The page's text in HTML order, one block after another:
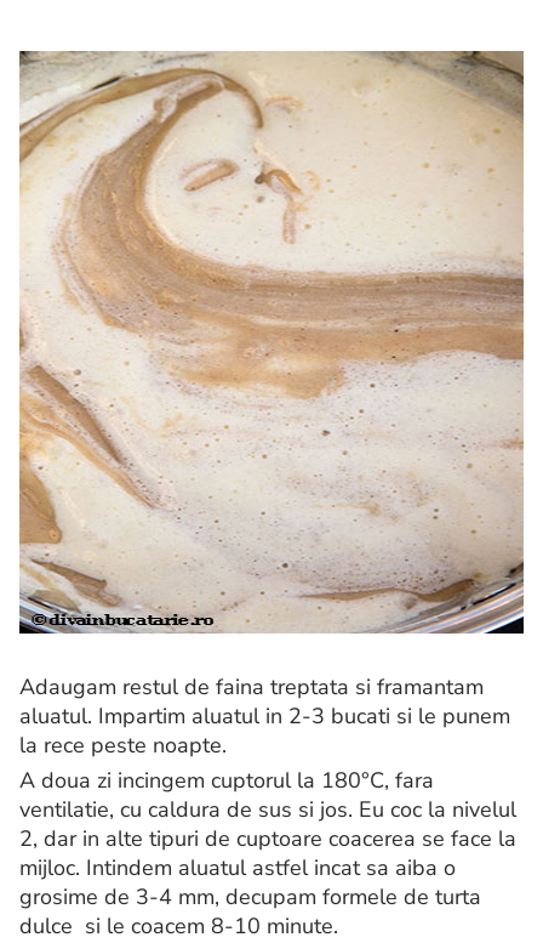
Adaugam restul de faina treptata si framantam
aluatul. Impartim aluatul in 2-3 bucati si le punem
la rece peste noapte.
A doua zi incingem cuptorul la 180°C, fara
ventilatie, cu caldura de sus si jos. Eu coc la nivelul
2, dar in alte tipuri de cuptoare coacerea se face la
mijloc. Intindem aluatul astfel incat sa aiba o
grosime de 3-4 mm, decupam formele de turta
dulce si le coacem 8-10 minute.